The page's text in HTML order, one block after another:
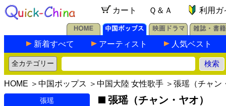
カート Ｑ＆Ａ 利用ガ
新着すべて アーティスト 人気ベスト
HOME ＞ 中国ポップス ＞ 中国大陸 女性歌手 ＞ 張瑶（チャン
張瑶
張瑶（チャン・ヤオ）